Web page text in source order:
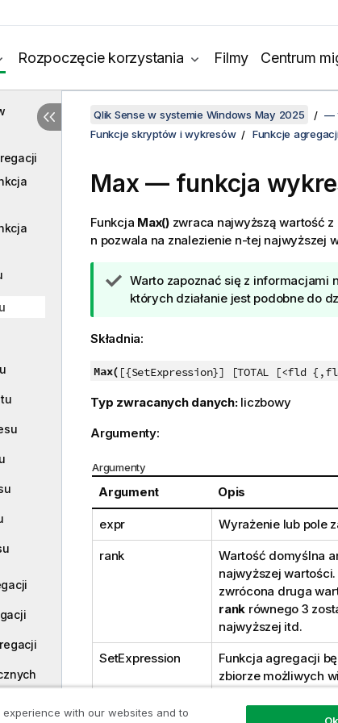
Rozpoczęcie korzystania Filmy Centrum
Qlik Sense w systemie Windows May 2025 —
Funkcje skryptów i wykresów
Funkcje
Max — funkcja
Funkcja Max()zwraca najwyższą wartość
n pozwala na znalezienie n-tej najwyższej
W
s
a
ó
k
Warto zapoznać się z informacjami
których działanie jest podobne do
Składnia:
Max( [{SetExpression}] [TOTAL [<fld
Typ zwracanych danych: liczbowy
Argumenty:
Argumenty
Argument Opis
expr Wyrażenie lub pole
rank Wartość domyślna
najwyższej
zwrócona druga
rank równego 3
najwyższej itd.
SetExpression
Funkcja agregacji
zbiorze możliwych
Alternatywny
wyrażenia analizy
with our websites and to